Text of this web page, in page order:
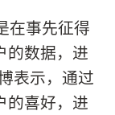
在事先征得
的数据，进
表示，通过
的喜好，进